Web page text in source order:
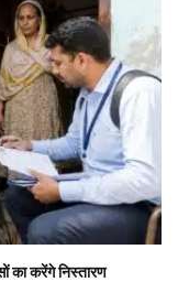
का करेंगे निस्तारण